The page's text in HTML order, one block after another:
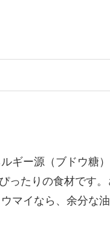
ギー源（ブドウ糖
ったりの食材です
マイなら、余分な